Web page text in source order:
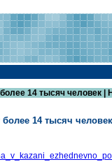
14 тысяч человек |
14 тысяч человек